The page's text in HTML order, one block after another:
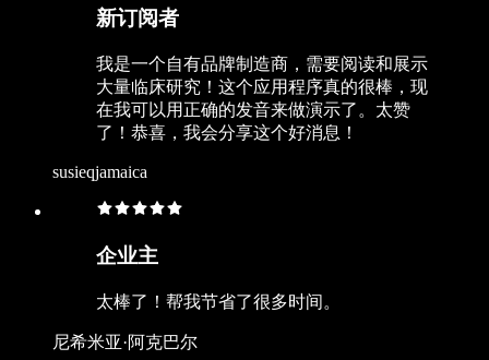
新订阅者
我是一个自有品牌制造商，需要阅读和展示
大量临床研究！这个应用程序真的很棒，现
在我可以用正确的发音来做演示了。太赞
了！恭喜，我会分享这个好消息！
susieqjamaica
企业主
太棒了！帮我节省了很多时间。
尼希米亚·阿克巴尔